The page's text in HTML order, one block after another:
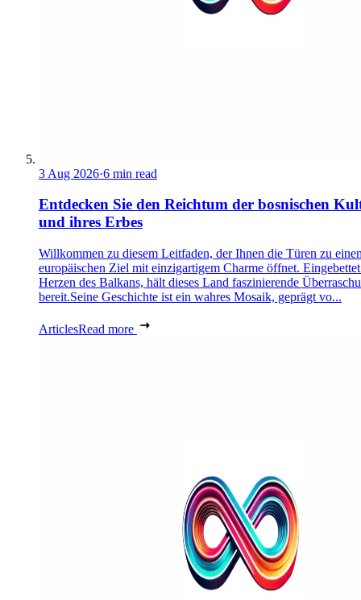
3 Aug 2026·6 min read
Entdecken Sie den Reichtum der bosnischen
und ihres Erbes
Willkommen zu diesem Leitfaden, der Ihnen die Türen zu
europäischen Ziel mit einzigartigem Charme öffnet.
Herzen des Balkans, hält dieses Land faszinierende
bereit.Seine Geschichte ist ein wahres Mosaik, geprägt vo...
ArticlesRead more